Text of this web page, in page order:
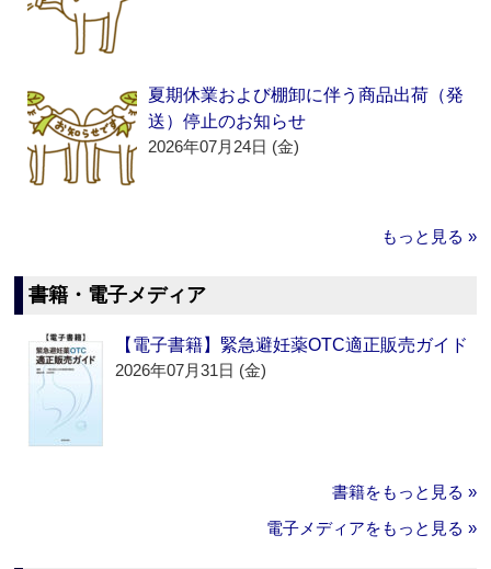
夏期休業および棚卸に伴う商品出荷（発
送）停止のお知らせ
2026年07月24日 (金)
もっと見る »
書籍・電子メディア
【電子書籍】緊急避妊薬OTC適正販売ガイド
2026年07月31日 (金)
書籍をもっと見る »
電子メディアをもっと見る »